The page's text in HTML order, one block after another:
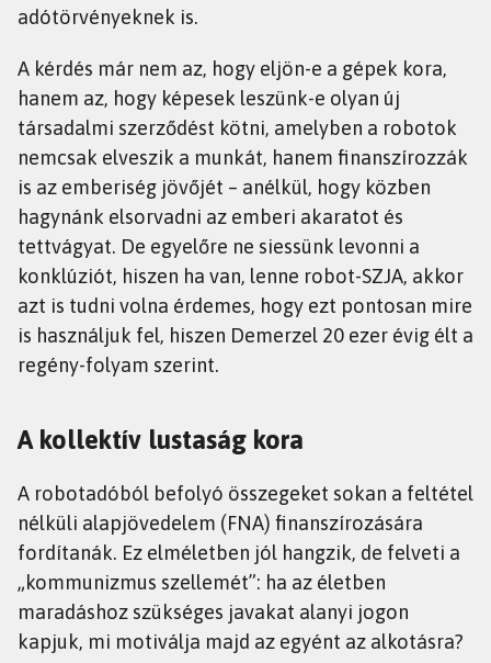
adótörvényeknek is.
A kérdés már nem az, hogy eljön-e a gépek kora,
hanem az, hogy képesek leszünk-e olyan új
társadalmi szerződést kötni, amelyben a robotok
nemcsak elveszik a munkát, hanem finanszírozzák
is az emberiség jövőjét – anélkül, hogy közben
hagynánk elsorvadni az emberi akaratot és
tettvágyat. De egyelőre ne siessünk levonni a
konklúziót, hiszen ha van, lenne robot-SZJA, akkor
azt is tudni volna érdemes, hogy ezt pontosan mire
is használjuk fel, hiszen Demerzel 20 ezer évig élt a
regény-folyam szerint.
A kollektív lustaság kora
A robotadóból befolyó összegeket sokan a feltétel
nélküli alapjövedelem (FNA) finanszírozására
fordítanák. Ez elméletben jól hangzik, de felveti a
„kommunizmus szellemét”: ha az életben
maradáshoz szükséges javakat alanyi jogon
kapjuk, mi motiválja majd az egyént az alkotásra?